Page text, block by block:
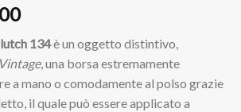
Il
attuale
è:
€45.00.
134è un oggetto distintivo,
Vintage, una borsa estremamente
a mano o comodamente al polso grazie
il quale può essere applicato a